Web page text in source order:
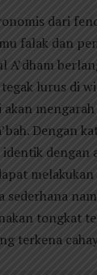
dari
falak dan
A’dham
lurus di
Dengan
dengan
sederhana
tongkat
terkena